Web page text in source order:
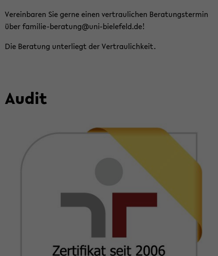
Ver­ein­ba­ren Sie gerne einen ver­trau­li­chen Be­ra­tungs­ter­min
über familie-​beratung@uni-​bielefeld.de!
Die Be­ra­tung un­ter­liegt der Ver­trau­lich­keit.
Audit